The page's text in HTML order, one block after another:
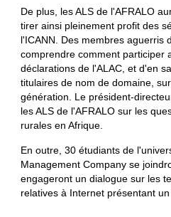
De plus, les ALS de l'AFRALO
tirer ainsi pleinement profit des
l'ICANN. Des membres aguerris
comprendre comment participer
déclarations de l'ALAC, et d'en
titulaires de nom de domaine,
génération. Le président-
les ALS de l'AFRALO sur les
rurales en Afrique.
En outre, 30 étudiants de
Management Company se
engageront un dialogue sur les
relatives à Internet présentant